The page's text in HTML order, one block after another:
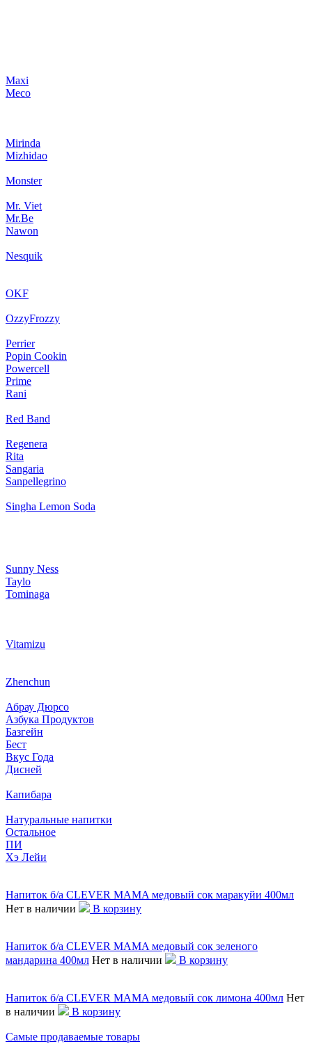
Maxi
Meco
Mirinda
Mizhidao
Monster
Mr. Viet
Mr.Be
Nawon
Nesquik
OKF
OzzyFrozzy
Perrier
Popin Cookin
Powercell
Prime
Rani
Red Band
Regenera
Rita
Sangaria
Sanpellegrino
Singha Lemon Soda
Sunny Ness
Taylo
Tominaga
Vitamizu
Zhenchun
Абрау Дюрсо
Азбука Продуктов
Базгейн
Бест
Вкус Года
Дисней
Капибара
Натуральные напитки
Остальное
ПИ
Хэ Лейи
Напиток б/а CLEVER MAMA медовый сок маракуйи 400мл
Нет в наличии
В корзину
Напиток б/а CLEVER MAMA медовый сок зеленого
мандарина 400мл Нет в наличии В корзину
Напиток б/а CLEVER MAMA медовый сок лимона 400мл Нет
в наличии
В корзину
Самые продаваемые товары